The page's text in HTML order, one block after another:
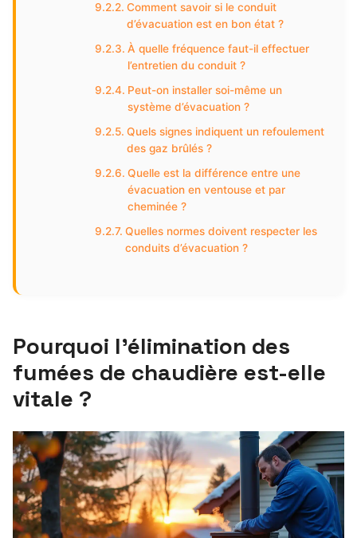
Comment savoir si le conduit
d’évacuation est en bon état ?
À quelle fréquence faut-il effectuer
l’entretien du conduit ?
Peut-on installer soi-même un
système d’évacuation ?
Quels signes indiquent un refoulement
des gaz brûlés ?
Quelle est la différence entre une
évacuation en ventouse et par
cheminée ?
Quelles normes doivent respecter les
conduits d’évacuation ?
Pourquoi l’élimination des
fumées de chaudière est-elle
vitale ?